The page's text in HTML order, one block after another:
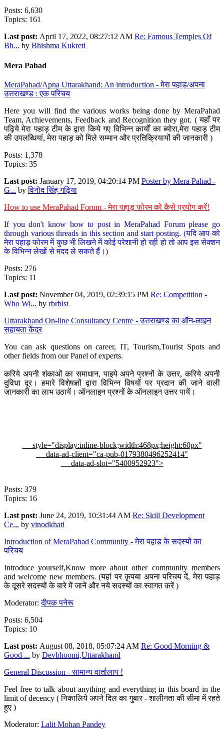
Posts: 6,630
Topics: 161
Last post: April 17, 2022, 08:27:12 AM Re: Famous Temples Of
Bh... by Bhishma Kukreti
Mera Pahad
MeraPahad/Apna Uttarakhand: An introduction - मेरा पहाड़/अपना
उत्तराखण्ड : एक परिचय
Here you will find the various works being done by MeraPahad
Team, Achievements, Feedback and Recognition they got. ( यहाँ पर
पढ़िये मेरा पहाड़ टीम के द्वारा किये गए विभिन्न कार्यों का ब्योरा,मेरा पहाड़ टीम
की उपलब्धियां, मेरा पहाड़ को मिले सम्मान और प्रतिक्रियायों की जानकारी )
Posts: 1,378
Topics: 35
Last post: January 17, 2019, 04:20:14 PM Poster by Mera Pahad -
G... byविनोद सिंह गढ़िया
How to use MeraPahad Forum - मेरा पहाड़ फोरम को कैसे प्रयोग करें!
If you don't know how to post in MeraPahad Forum please go
through various threads in this section and start posting. (यदि आप को
मेरा पहाड़ फोरम में कुछ भी लिखने में कोई परेशानी हो रही हो तो आप इस सेक्शन
के विभिन्न लेखों से मदद ले सकते हैं।)
Posts: 276
Topics: 11
Last post: November 04, 2019, 02:39:15 PM Re: Competition -
Who Wi... by rbrbist
Uttarakhand On-line Consultancy Centre - उत्तराखण्ड का ऑन-लाइन
सहायता केंद्र
You can ask questions on career, IT, Tourism,Tourist Spots and
other fields from our Panel of experts.
करिये अपनी शंकाओं का समाधान, पाइये अपने प्रश्नों के उत्तर, करिये अपनी
दुविधा दूर। हमारे विशेषज्ञों द्वारा विभिन्न विषयों पर प्रदान की जाने वाली
जानकारी का लाभ उठायें। ऑनलाइन प्रश्नों के ऑनलाइन उत्तर पायें।
style="display:inline-block;width:468px;height:60px"
data-ad-client="ca-pub-0179380496252414"
data-ad-slot="5400952923">
Posts: 379
Topics: 16
Last post: June 24, 2019, 10:31:44 AM Re: Skill Development
Ce... by vinodkhati
Introduction of MeraPahad Community - मेरा पहाड़ के सदस्यों का
परिचय
Introduce yourself,Know more about other community members
and welcome new members. (यहां पर कृपया अपना परिचय दें, मेरा पहाड़
के दूसरे सदस्यों के बारे में जानें और नये सदस्यों का स्वागत करें )
Moderator:दीपक पनेरू
Posts: 6,504
Topics: 10
Last post: August 08, 2018, 05:07:24 AM Re: Good Morning &
Good ... by Devbhoomi,Uttarakhand
General Discussion - सामान्य वार्तालाप !
Feel free to talk about anything and everything in this board in the
limit of decency ( निकालिये अपने दिल का गुबार - शालीनता की सीमा में रहते
हुए )
Moderator: Lalit Mohan Pandey